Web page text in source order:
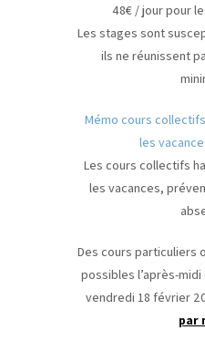
48€ / jour pour
Les stages sont
ils ne réunissent
Mémo cours
les
Les cours collectifs
les vacances,
Des cours particuliers
possibles l’après-
vendredi 18 février
par